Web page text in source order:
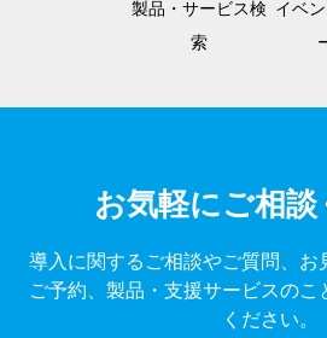
製品・サービス検
索
イベ
お気軽にご相
導入に関するご相談やご質問、お
ご予約、製品・支援サービスのこ
ください。